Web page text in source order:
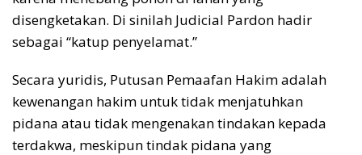
disengketakan. Di sinilah Judicial Pardon hadir
sebagai “katup penyelamat.”
Secara yuridis, Putusan Pemaafan Hakim adalah
kewenangan hakim untuk tidak menjatuhkan
pidana atau tidak mengenakan tindakan kepada
terdakwa, meskipun tindak pidana yang